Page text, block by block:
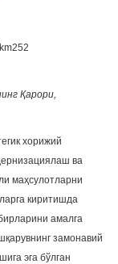
Қарори,
хорижий
ва
маҳсулотларни
киритишда
амалга
замонавий
эга бўлган